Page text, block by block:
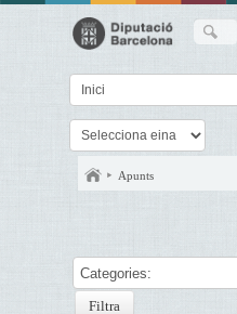
Apunts
Categories: